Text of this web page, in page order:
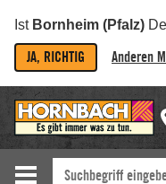
Ist Bornheim (Pfalz)
JA, RICHTIG Anderen